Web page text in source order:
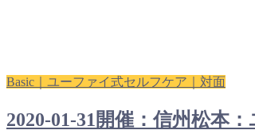
Basic｜ユーファイ式セルフケア｜対面
2020-01-31開催：信州松本